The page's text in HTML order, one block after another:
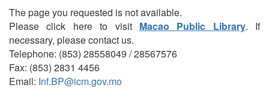
The page you requested is not available.
Please click here to visit Macao Public Library. If
necessary, please contact us.
Telephone: (853) 28558049 / 28567576
Fax: (853) 2831 4456
Email: Inf.BP@icm.gov.mo